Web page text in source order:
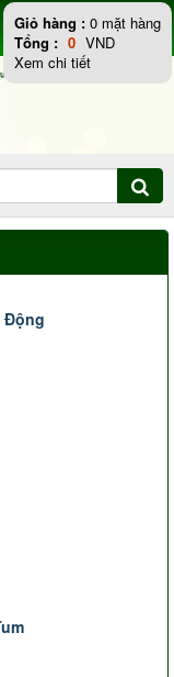
Động
Giỏ hàng : 0 mặt hàng
Tổng : 0 VND
Xem chi tiết